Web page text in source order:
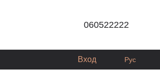
060522222
Вход Рус